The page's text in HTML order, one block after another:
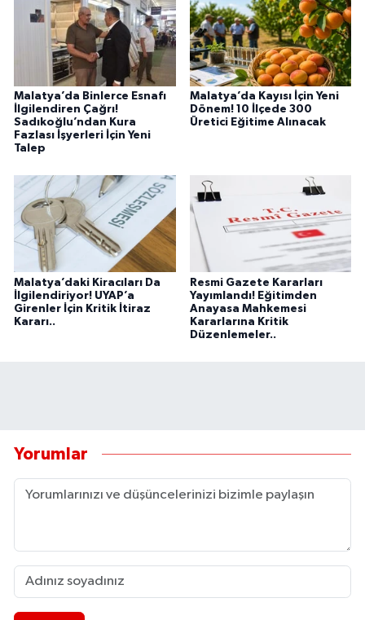
Malatya’da Binlerce Esnafı
İlgilendiren Çağrı!
Sadıkoğlu’ndan Kura
Fazlası İşyerleri İçin Yeni
Talep
Malatya’da Kayısı İçin Yeni
Dönem! 10 İlçede 300
Üretici Eğitime Alınacak
Malatya’daki Kiracıları Da
İlgilendiriyor! UYAP’a
Girenler İçin Kritik İtiraz
Kararı..
Resmi Gazete Kararları
Yayımlandı! Eğitimden
Anayasa Mahkemesi
Kararlarına Kritik
Düzenlemeler..
Yorumlar